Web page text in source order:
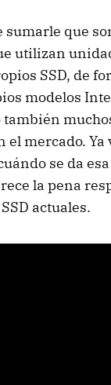
sumarle que
utilizan
SSD, de
modelos
el mercado. Ya
se da
la pena
SSD actuales.